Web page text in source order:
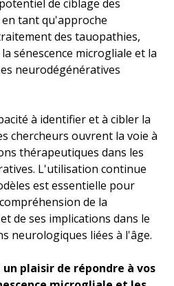
de ciblage des
tant qu'approche
des tauopathies,
sénescence microgliale et la
neurodégénératives
à identifier et à cibler la
chercheurs ouvrent la voie à
thérapeutiques dans les
L'utilisation continue
est essentielle pour
de la
de ses implications dans le
neurologiques liées à l'âge.
plaisir de répondre à vos